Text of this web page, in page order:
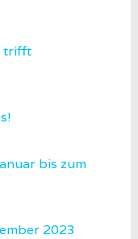
trifft
bis zum
2023